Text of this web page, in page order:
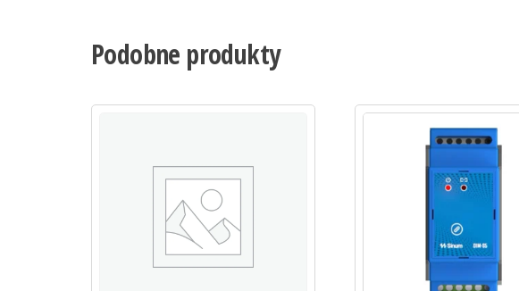
Podobne produkty